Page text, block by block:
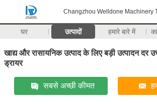
Changzhou Welldone Machinery
घर उत्पादों हमारे बारे में
खाद्य और रासायनिक उत्पाद के लिए बड़ी उत्पादन
ड्रायर
सबसे अच्छी कीमत